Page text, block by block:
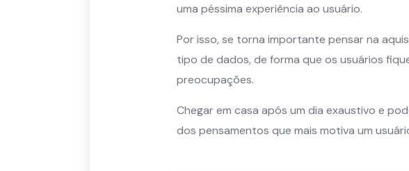
uma péssima experiência ao usuário.
Por isso, se torna importante pensar na
tipo de dados, de forma que os usuários
preocupações.
Chegar em casa após um dia exaustivo e
dos pensamentos que mais motiva um